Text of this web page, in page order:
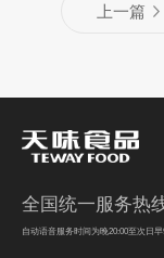
上一篇
全国统一服务热
自动语音服务时间为晚20:00至次日早